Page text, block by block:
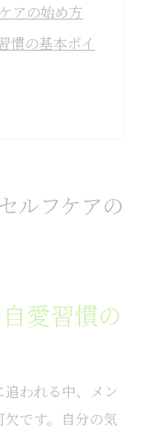
アの始め方
慣の基本ポイ
るコツ
る方法
の工夫
ケアの工夫
習慣作り
ル管理術
談サービス
ルフケアの
愛習慣の
われる中、メン
です。自分の気